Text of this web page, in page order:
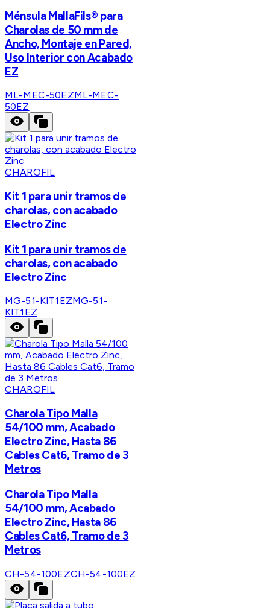
Ménsula MallaFils® para
Charolas de 50 mm de
Ancho, Montaje en Pared,
Uso Interior con Acabado
EZ
ML-MEC-50EZML-MEC-
50EZ
CHAROFIL
Kit 1 para unir tramos de
charolas, con acabado
Electro Zinc
Kit 1 para unir tramos de
charolas, con acabado
Electro Zinc
MG-51-KIT1EZMG-51-
KIT1EZ
CHAROFIL
Charola Tipo Malla
54/100 mm, Acabado
Electro Zinc, Hasta 86
Cables Cat6, Tramo de 3
Metros
Charola Tipo Malla
54/100 mm, Acabado
Electro Zinc, Hasta 86
Cables Cat6, Tramo de 3
Metros
CH-54-100EZCH-54-100EZ